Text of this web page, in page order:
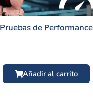
Pruebas de Performance
Añadir al carrito